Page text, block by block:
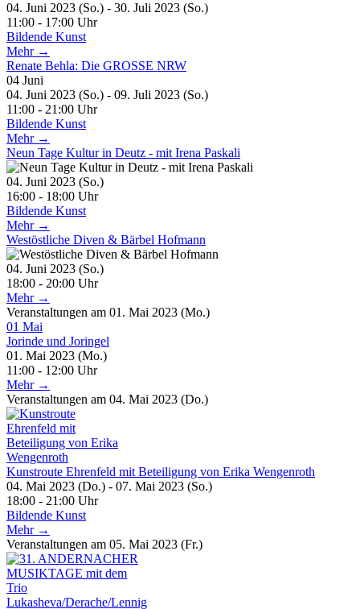
04. Juni 2023 (So.) - 30. Juli 2023 (So.)
11:00 - 17:00 Uhr
Bildende Kunst
Mehr →
Renate Behla: Die GROSSE NRW
04 Juni
04. Juni 2023 (So.) - 09. Juli 2023 (So.)
11:00 - 21:00 Uhr
Bildende Kunst
Mehr →
Neun Tage Kultur in Deutz - mit Irena Paskali
04. Juni 2023 (So.)
16:00 - 18:00 Uhr
Bildende Kunst
Mehr →
Westöstliche Diven & Bärbel Hofmann
04. Juni 2023 (So.)
18:00 - 20:00 Uhr
Mehr →
Veranstaltungen am 01. Mai 2023 (Mo.)
01 Mai
Jorinde und Joringel
01. Mai 2023 (Mo.)
11:00 - 12:00 Uhr
Mehr →
Veranstaltungen am 04. Mai 2023 (Do.)
Kunstroute Ehrenfeld mit Beteiligung von Erika Wengenroth
04. Mai 2023 (Do.) - 07. Mai 2023 (So.)
18:00 - 21:00 Uhr
Bildende Kunst
Mehr →
Veranstaltungen am 05. Mai 2023 (Fr.)